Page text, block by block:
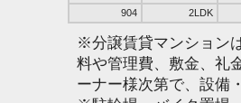
904
2LDK
※分譲賃貸マンション
料や管理費、敷金、礼
ーナー様次第で、設備